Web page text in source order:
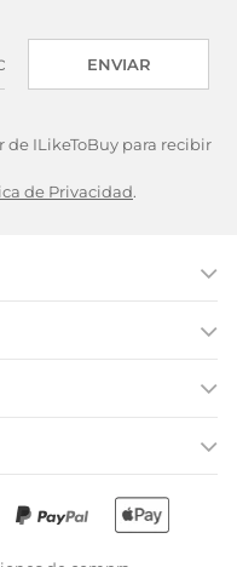
ENVIAR
ILikeToBuy para recibir
de Privacidad.